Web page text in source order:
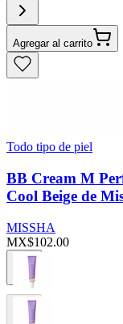
Agregar al carrito
Todo tipo de piel
BB Cream M
Cool Beige de
MISSHA
MX$102.00